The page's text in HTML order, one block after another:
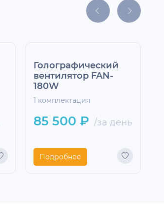
Голографический
вентилятор FAN-
180W
1 комплектация
85 500 ₽ /за день
Подробнее